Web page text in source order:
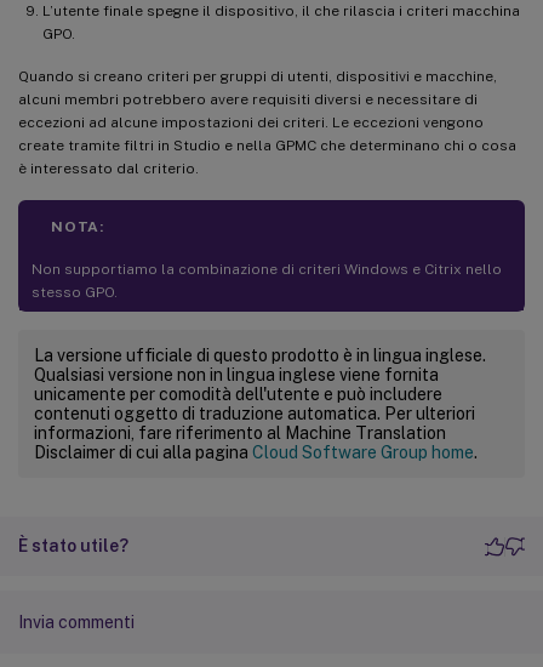
L’utente finale spegne il dispositivo, il che rilascia i criteri macchina
GPO.
Quando si creano criteri per gruppi di utenti, dispositivi e macchine,
alcuni membri potrebbero avere requisiti diversi e necessitare di
eccezioni ad alcune impostazioni dei criteri. Le eccezioni vengono
create tramite filtri in Studio e nella GPMC che determinano chi o cosa
è interessato dal criterio.
NOTA:
Non supportiamo la combinazione di criteri Windows e Citrix nello
stesso GPO.
La versione ufficiale di questo prodotto è in lingua inglese.
Qualsiasi versione non in lingua inglese viene fornita
unicamente per comodità dell'utente e può includere
contenuti oggetto di traduzione automatica. Per ulteriori
informazioni, fare riferimento al Machine Translation
Disclaimer di cui alla pagina Cloud Software Group home.
È stato utile?
Invia commenti